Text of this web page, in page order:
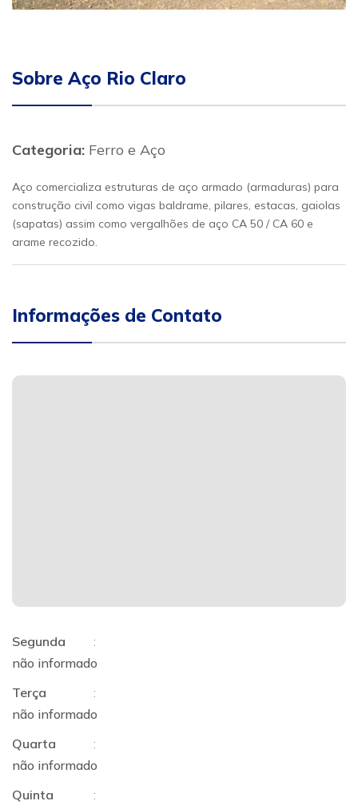
Sobre Aço Rio Claro
Categoria: Ferro e Aço
Aço comercializa estruturas de aço armado (armaduras) para
construção civil como vigas baldrame, pilares, estacas, gaiolas
(sapatas) assim como vergalhões de aço CA 50 / CA 60 e
arame recozido.
Informações de Contato
Segunda
:
não informado
Terça
:
não informado
Quarta
:
não informado
Quinta
: